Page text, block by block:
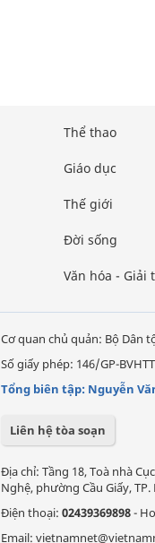
Thể thao
Giáo dục
Thế giới
Đời sống
Văn hóa - Giải
Cơ quan chủ quản: Bộ Dân
Số giấy phép: 146/GP-
Tổng biên tập: Nguyễn
Liên hệ tòa soạn
Địa chỉ: Tầng 18, Toà nhà
Nghệ, phường Cầu Giấy, TP.
Điện thoại: 02439369898-
Email: